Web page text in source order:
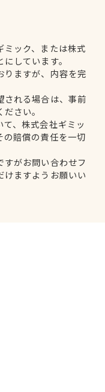
ミック、または株式
しています。
りますが、内容を完
される場合は、事前
さい。
、株式会社ギミッ
の賠償の責任を一切
すがお問い合わせフ
けますようお願いい